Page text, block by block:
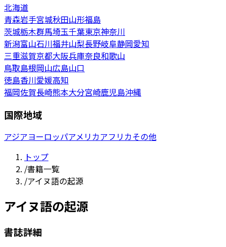
北海道
青森岩手宮城秋田山形福島
茨城栃木群馬埼玉千葉東京神奈川
新潟富山石川福井山梨長野岐阜静岡愛知
三重滋賀京都大阪兵庫奈良和歌山
鳥取島根岡山広島山口
徳島香川愛媛高知
福岡佐賀長崎熊本大分宮崎鹿児島沖縄
国際地域
アジアヨーロッパアメリカアフリカその他
トップ
/書籍一覧
/アイヌ語の起源
アイヌ語の起源
書誌詳細